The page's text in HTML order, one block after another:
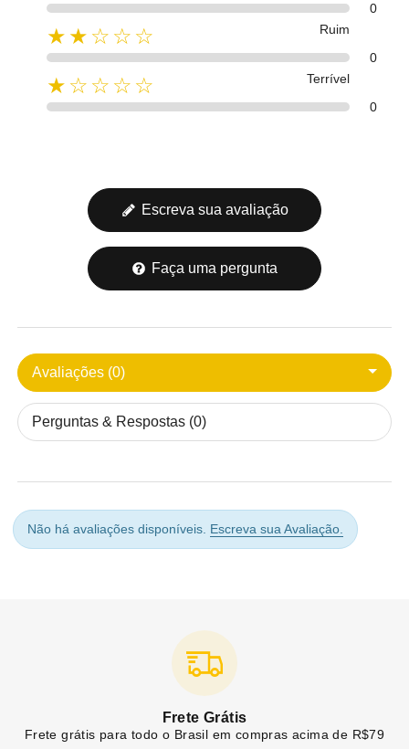
0
★★☆☆☆
Ruim
0
★☆☆☆☆
Terrível
0
Escreva sua avaliação
Faça uma pergunta
Avaliações (0)
Perguntas & Respostas (0)
Não há avaliações disponíveis. Escreva sua Avaliação.
Frete Grátis
Frete grátis para todo o Brasil em compras acima de R$79